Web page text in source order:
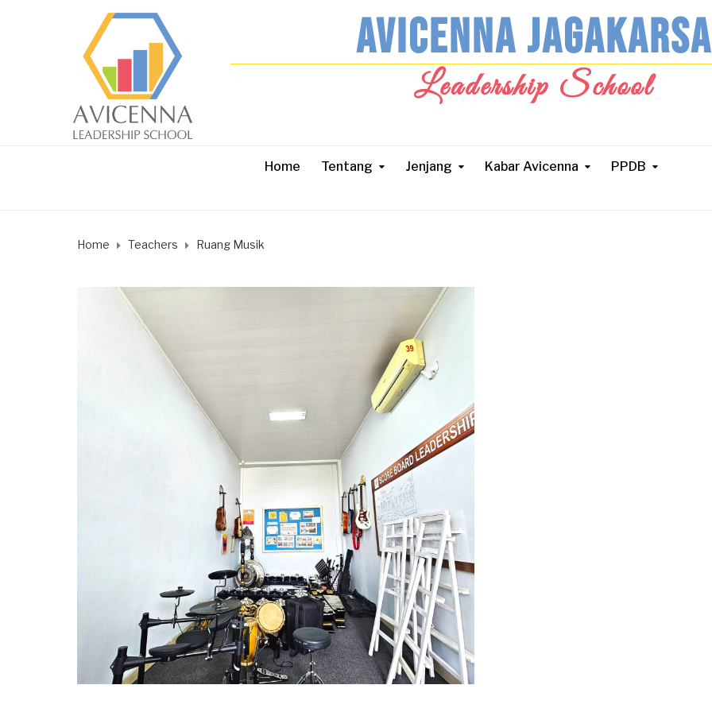
AVICENNA JAGAKARSA
Leadership School
Home Tentang Jenjang Kabar Avicenna PPDB
Home Teachers Ruang Musik